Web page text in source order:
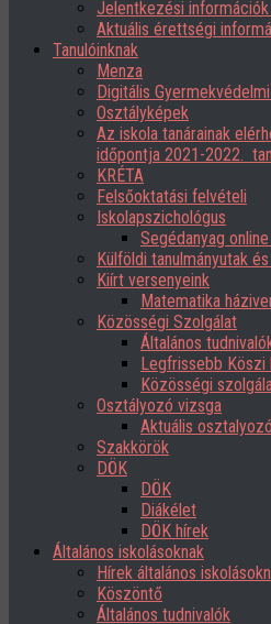
Jelentkezési
Aktuális érettségi
Tanulóinknak
Menza
Digitális
Osztályképek
Az iskola tanárainak
időpontja 2021-2022.
KRÉTA
Felsőoktatási felvételi
Iskolapszichológus
Segédanyag
Külföldi tanulmányutak
Kiírt versenyeink
Matematika
Közösségi Szolgálat
Általános
Legfrissebb Köszi
Közösségi
Osztályozó vizsga
Aktuális
Szakkörök
DÖK
DÖK
Diákélet
DÖK hírek
Általános iskolásoknak
Hírek általános
Köszöntő
Általános tudnivalók